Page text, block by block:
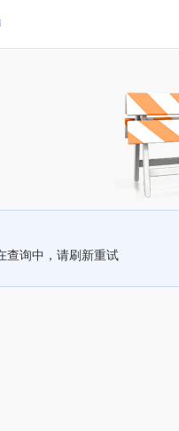
查询中，请刷新重试